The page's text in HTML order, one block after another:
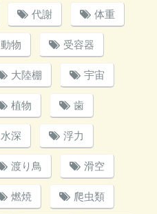
代謝 体重
動物 受容器
大陸棚 宇宙
植物 歯
水深 浮力
渡り鳥 滑空
燃焼 爬虫類